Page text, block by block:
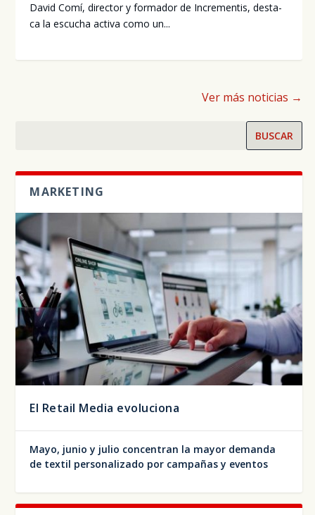
David Comí, direc­tor y for­ma­dor de Incre­men­tis, des­ta­
ca la escu­cha acti­va como un...
Ver más noticias →
BUSCAR
MARKETING
El Retail Media evoluciona
Mayo, junio y julio concentran la mayor demanda
de textil personalizado por campañas y eventos